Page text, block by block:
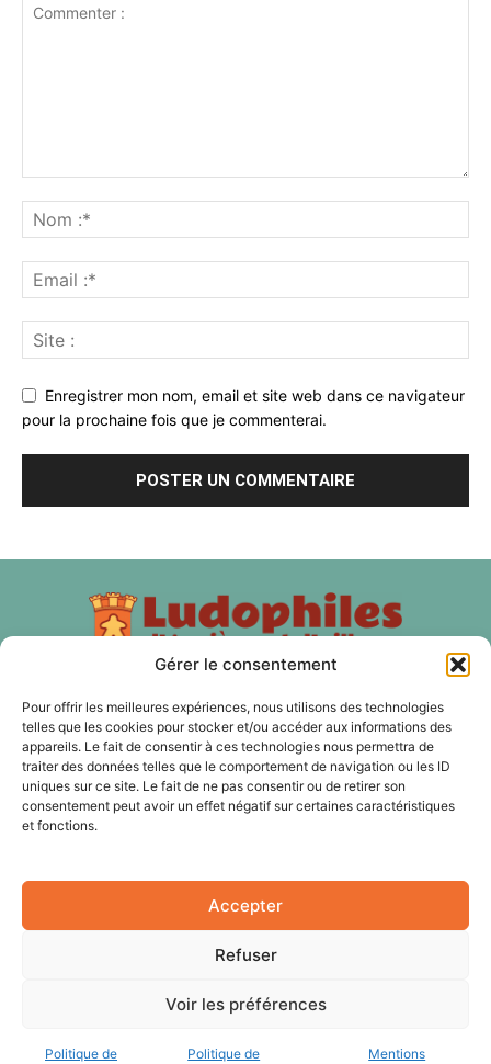
Gérer le consentement
Pour offrir les meilleures expériences, nous utilisons des technologies
telles que les cookies pour stocker et/ou accéder aux informations des
appareils. Le fait de consentir à ces technologies nous permettra de
traiter des données telles que le comportement de navigation ou les ID
uniques sur ce site. Le fait de ne pas consentir ou de retirer son
consentement peut avoir un effet négatif sur certaines caractéristiques
et fonctions.
Accepter
Refuser
Voir les préférences
Politique de Politique de Mentions
Enregistrer mon nom, email et site web dans ce navigateur
pour la prochaine fois que je commenterai.
À PROPOS
Les Ludophiles d'Asnières et d'ailleurs est une association
de jeux de plateau, de jeux d'histoire, de jeux de rôles, de
jeux de cartes à Asnières sur Seine et nos membres sont
SUIVEZ NOUS